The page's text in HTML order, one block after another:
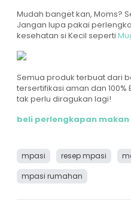
Mudah banget kan, Moms?
Jangan lupa pakai
kesehatan si Kecil seperti
Semua produk terbuat dari
tersertifikasi aman dan 100%
tak perlu diragukan lagi!
beli perlengkapan
mpasi resep mpasi
mpasi rumahan